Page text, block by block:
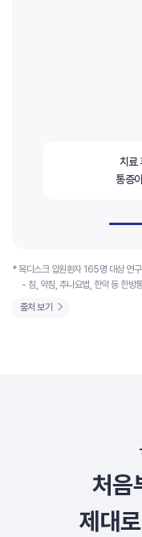
치료
통증
* 목디스크 입원환자 165명 대상 연구
- 침, 약침, 추나요법, 한약 등 한방
출처 보기
처음
제대